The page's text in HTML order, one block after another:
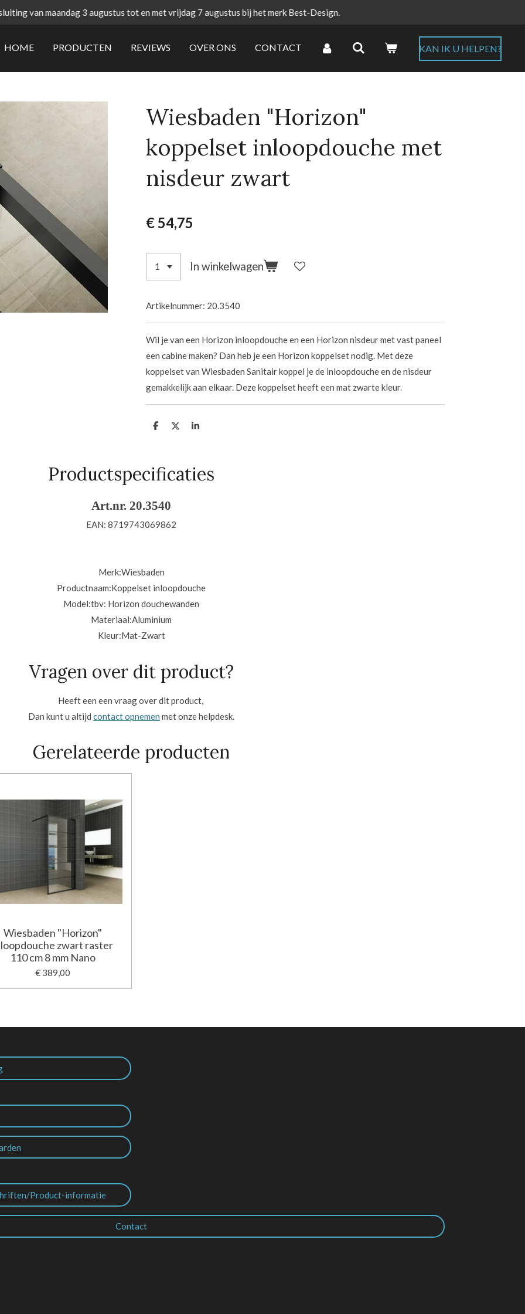
van maandag 3 augustus tot en met vrijdag 7 augustus bij het merk Best-Design.
HOME PRODUCTEN REVIEWS OVER ONS CONTACT KAN IK U HELPEN?
Wiesbaden "Horizon"
koppelset inloopdouche met
nisdeur zwart
€ 54,75
In winkelwagen
Artikelnummer: 20.3540
Wil je van een Horizon inloopdouche en een Horizon nisdeur met vast paneel
een cabine maken? Dan heb je een Horizon koppelset nodig. Met deze
koppelset van Wiesbaden Sanitair koppel je de inloopdouche en de nisdeur
gemakkelijk aan elkaar. Deze koppelset heeft een mat zwarte kleur.
D
D
S
Productspecificaties
Art.nr. 20.3540
EAN: 8719743069862
Merk:Wiesbaden
Productnaam:Koppelset inloopdouche
Model:tbv: Horizon douchewanden
Materiaal:Aluminium
Kleur:Mat-Zwart
Vragen over dit product?
Heeft een een vraag over dit product,
Dan kunt u altijd contact opnemen met onze helpdesk.
Gerelateerde producten
Wiesbaden "Horizon"
zwart raster
110 cm 8 mm Nano
€ 389,00
Product-informatie
Contact